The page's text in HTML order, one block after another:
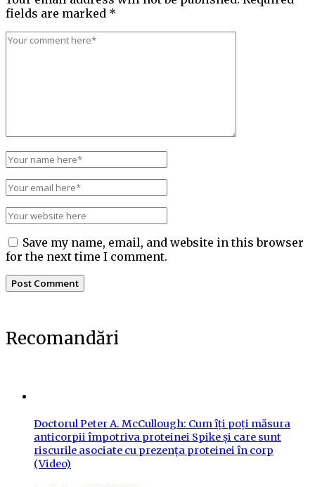
fields are marked *
Save my name, email, and website in this browser
for the next time I comment.
Recomandări
Doctorul Peter A. McCullough: Cum îți poți măsura
anticorpii împotriva proteinei Spike și care sunt
riscurile asociate cu prezența proteinei în corp
(Video)